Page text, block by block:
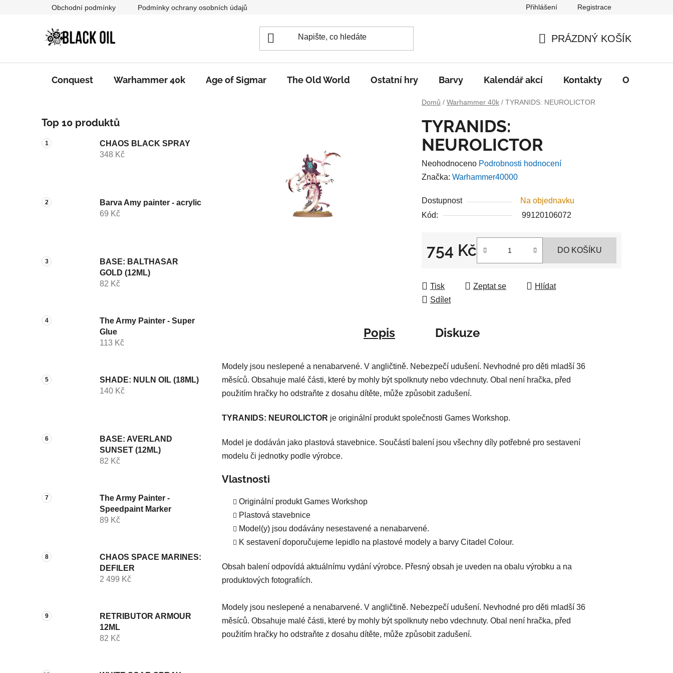
Obchodní podmínky Podmínky ochrany osobních údajů Přihlášení Registrace
KOŠÍK
PRÁZDNÝ KOŠÍK
Conquest Warhammer 40k Age of Sigmar The Old World Ostatní hry Barvy Kalendář akcí Kontakty O nás
Domů / Warhammer 40k / TYRANIDS: NEUROLICTOR
o
s
t
n
n
e
Top 10 produktů
CHAOS BLACK SPRAY
348 Kč
Barva Amy painter - acrylic
69 Kč
BASE: BALTHASAR
GOLD (12ML)
82 Kč
The Army Painter - Super
Glue
113 Kč
SHADE: NULN OIL (18ML)
140 Kč
BASE: AVERLAND
SUNSET (12ML)
82 Kč
The Army Painter -
Speedpaint Marker
89 Kč
CHAOS SPACE MARINES:
DEFILER
2 499 Kč
RETRIBUTOR ARMOUR
12ML
82 Kč
TYRANIDS:
NEUROLICTOR
Průměrné
hodnocení
je
0,0
hvězdiček.
Neohodnoceno Podrobnosti hodnocení
Značka: Warhammer40000
Dostupnost
Na objednavku
Kód:
99120106072
754 Kč DO KOŠÍKU
Tisk Zeptat se
Hlídat
Sdílet
Popis Diskuze
Modely jsou neslepené a nenabarvené. V angličtině. Nebezpečí udušení. Nevhodné pro děti mladší 36
měsíců. Obsahuje malé části, které by mohly být spolknuty nebo vdechnuty. Obal není hračka, před
použitím hračky ho odstraňte z dosahu dítěte, může způsobit zadušení.
TYRANIDS: NEUROLICTOR je originální produkt společnosti Games Workshop.
Model je dodáván jako plastová stavebnice. Součástí balení jsou všechny díly potřebné pro sestavení
modelu či jednotky podle výrobce.
Vlastnosti
Originální produkt Games Workshop
Plastová stavebnice
Model(y) jsou dodávány nesestavené a nenabarvené.
K sestavení doporučujeme lepidlo na plastové modely a barvy Citadel Colour.
Obsah balení odpovídá aktuálnímu vydání výrobce. Přesný obsah je uveden na obalu výrobku a na
produktových fotografiích.
Modely jsou neslepené a nenabarvené. V angličtině. Nebezpečí udušení. Nevhodné pro děti mladší 36
měsíců. Obsahuje malé části, které by mohly být spolknuty nebo vdechnuty. Obal není hračka, před
použitím hračky ho odstraňte z dosahu dítěte, může způsobit zadušení.